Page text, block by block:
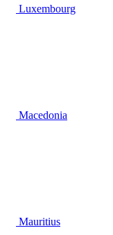
Luxembourg
Macedonia
Mauritius